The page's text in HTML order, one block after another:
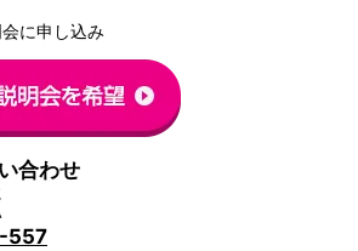
に申し込み
合わせ
557